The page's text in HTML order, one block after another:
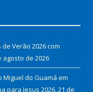
Verão 2026 com
agosto de 2026
do Guamá em
para Jesus 2026. 21 de